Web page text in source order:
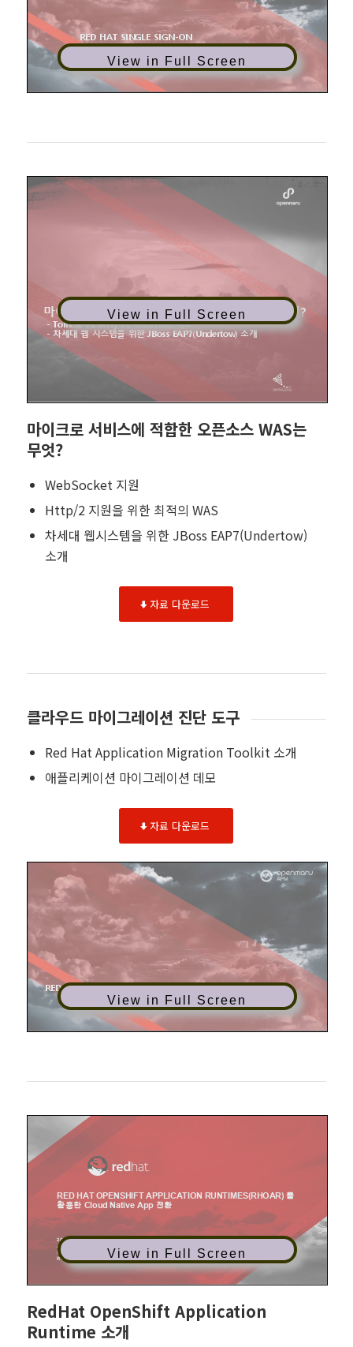
View in Full Screen
View in Full Screen
마이크로 서비스에 적합한 오픈소스 WAS는
무엇?
WebSocket 지원
Http/2 지원을 위한 최적의 WAS
차세대 웹시스템을 위한 JBoss EAP7(Undertow)
소개
자료 다운로드
클라우드 마이그레이션 진단 도구
Red Hat Application Migration Toolkit 소개
애플리케이션 마이그레이션 데모
자료 다운로드
View in Full Screen
View in Full Screen
RedHat OpenShift Application
Runtime 소개